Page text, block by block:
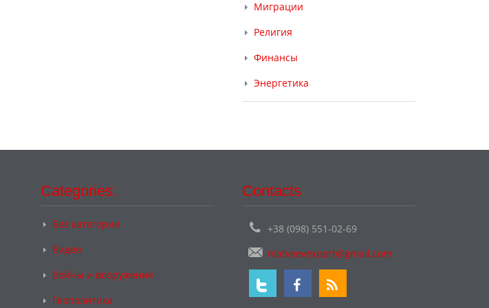
Миграции
Религия
Финансы
Энергетика
Categories:
Без категории
Видео
Войны и вооружение
Геополитика
Contacts
+38 (098) 551-02-69
matveevexpert@gmail.com